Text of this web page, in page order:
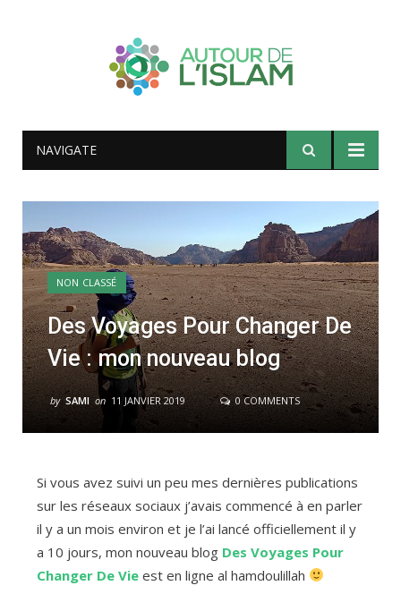
NAVIGATE
NON CLASSÉ
Des Voyages Pour Changer De
Vie : mon nouveau blog
by SAMI on 11 JANVIER 2019 0 COMMENTS
Si vous avez suivi un peu mes dernières publications
sur les réseaux sociaux j’avais commencé à en parler
il y a un mois environ et je l’ai lancé officiellement il y
a 10 jours, mon nouveau blog Des Voyages Pour
Changer De Vieest en ligne al hamdoulillah